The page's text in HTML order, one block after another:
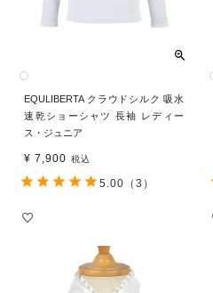
EQULIBERTA クラウドシルク 吸水
速乾ショーシャツ 長袖 レディー
ス・ジュニア
¥ 7,900 税込
5.00 （3）